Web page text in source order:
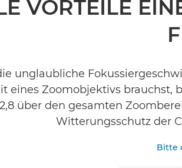
VORTEILE
unglaubliche
eines Zoomobjektivs brauchst,
über den gesamten
Witterungsschutz der
Bitte